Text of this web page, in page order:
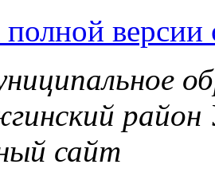
версии
район
сайт